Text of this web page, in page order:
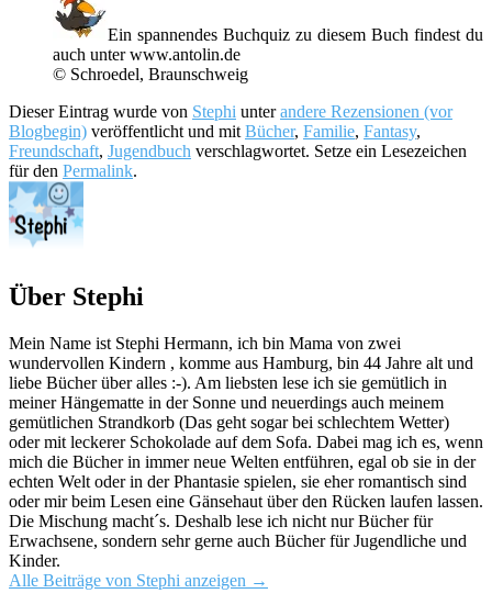
Ein spannendes Buchquiz zu diesem Buch findest du
auch unter www.antolin.de
© Schroedel, Braunschweig
Dieser Eintrag wurde von Stephi unterandere Rezensionen (vor
Blogbegin) veröffentlicht und mit Bücher, Familie, Fantasy,
Freundschaft, Jugendbuch verschlagwortet. Setze ein Lesezeichen
für den Permalink.
Über Stephi
Mein Name ist Stephi Hermann, ich bin Mama von zwei
wundervollen Kindern , komme aus Hamburg, bin 44 Jahre alt und
liebe Bücher über alles :-). Am liebsten lese ich sie gemütlich in
meiner Hängematte in der Sonne und neuerdings auch meinem
gemütlichen Strandkorb (Das geht sogar bei schlechtem Wetter)
oder mit leckerer Schokolade auf dem Sofa. Dabei mag ich es, wenn
mich die Bücher in immer neue Welten entführen, egal ob sie in der
echten Welt oder in der Phantasie spielen, sie eher romantisch sind
oder mir beim Lesen eine Gänsehaut über den Rücken laufen lassen.
Die Mischung macht´s. Deshalb lese ich nicht nur Bücher für
Erwachsene, sondern sehr gerne auch Bücher für Jugendliche und
Kinder.
Alle Beiträge von Stephi anzeigen →